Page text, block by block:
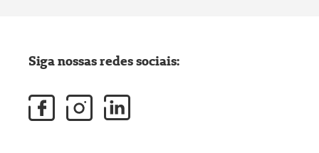
Siga nossas redes sociais: